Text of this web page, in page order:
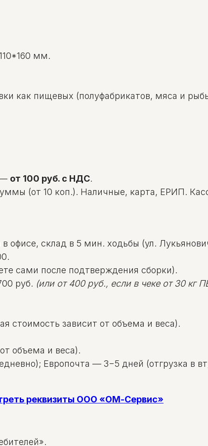
мм.
как пищевых (полуфабрикатов, мяса и
— от 100 руб. с НДС.
(от 10 коп.). Наличные, карта, ЕРИП.
офисе, склад в 5 мин. ходьбы (ул.
сами после подтверждения сборки).
руб. (или от 400 руб., если в чеке от 30 кг
стоимость зависит от объема и веса).
объема и веса).
Европочта — 3−5 дней (отгрузка в
реквизиты ООО «ОМ-Сервис»